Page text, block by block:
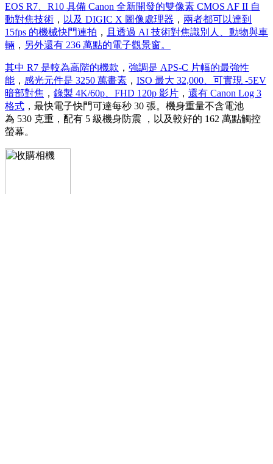
EOS R7、R10 具備 Canon 全新開發的雙像素 CMOS AF II 自
動對焦技術 ， 以及 DIGIC X 圖像處理器 ， 兩者都可以達到
15fps 的機械快門連拍 ，
且透過 AI 技術對焦識別人、動物與車
輛 ， 另外還有 236 萬點的電子觀景窗。
其中 R7 是較為高階的機款 ， 強調是 APS-C 片幅的最強性
能 ， 感光元件是 3250 萬畫素 ， ISO 最大 32,000、可實現 -5EV
暗部對焦 ， 錄製 4K/60p、FHD 120p 影片 ， 還有 Canon Log 3
格式 ，最快電子快門可達每秒 30 張。機身重量不含電池
為 530 克重，配有 5 級機身防震 ，以及較好的 162 萬點觸控
螢幕。